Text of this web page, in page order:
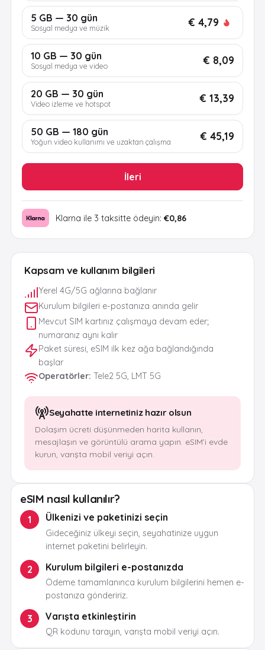
Kapsam ve kullanım bilgileri
Yerel 4G/5G ağlarına bağlanır
Kurulum bilgileri e-postanıza anında gelir
Mevcut SIM kartınız çalışmaya devam eder;
numaranız aynı kalır
Paket süresi, eSIM ilk kez ağa bağlandığında
başlar
Operatörler: Tele2 5G, LMT 5G
Seyahatte internetiniz hazır olsun
Dolaşım ücreti düşünmeden harita kullanın,
mesajlaşın ve görüntülü arama yapın. eSIM’i evde
kurun, varışta mobil veriyi açın.
eSIM nasıl kullanılır?
1 Ülkenizi ve paketinizi seçin
Gideceğiniz ülkeyi seçin, seyahatinize uygun
internet paketini belirleyin.
2 Kurulum bilgileri e-postanızda
Ödeme tamamlanınca kurulum bilgilerini hemen e-
postanıza göndeririz.
3 Varışta etkinleştirin
QR kodunu tarayın, varışta mobil veriyi açın.
5 GB — 30 gün
Sosyal medya ve müzik € 4,79
10 GB — 30 gün
Sosyal medya ve video € 8,09
20 GB — 30 gün
Video izleme ve hotspot € 13,39
50 GB — 180 gün
Yoğun video kullanımı ve uzaktan çalışma € 45,19
İleri
Klarna ile 3 taksitte ödeyin: €0,86